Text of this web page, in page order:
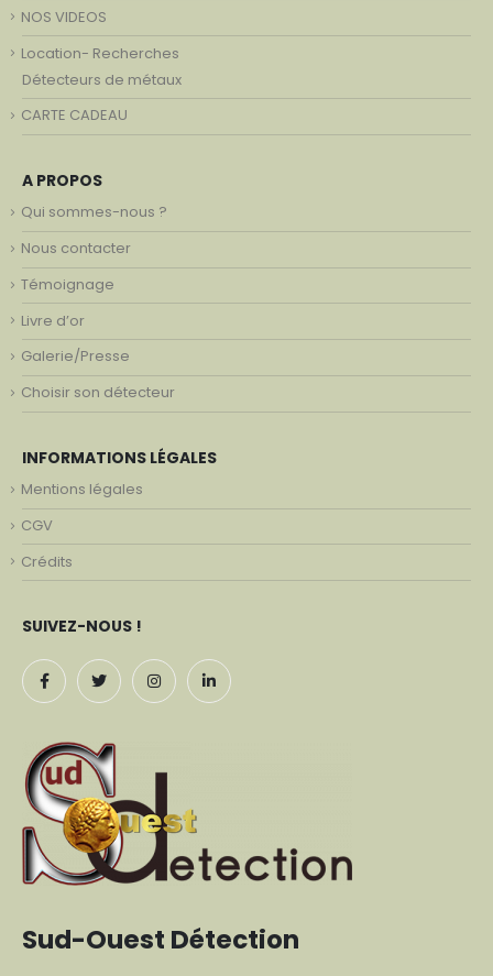
NOS VIDEOS
Location- Recherches
Détecteurs de métaux
CARTE CADEAU
A PROPOS
Qui sommes-nous ?
Nous contacter
Témoignage
Livre d’or
Galerie/Presse
Choisir son détecteur
INFORMATIONS LÉGALES
Mentions légales
CGV
Crédits
SUIVEZ-NOUS !
Sud-Ouest Détection